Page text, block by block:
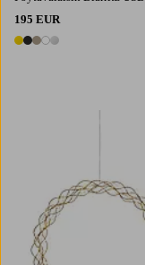
195 EUR
5 värejä